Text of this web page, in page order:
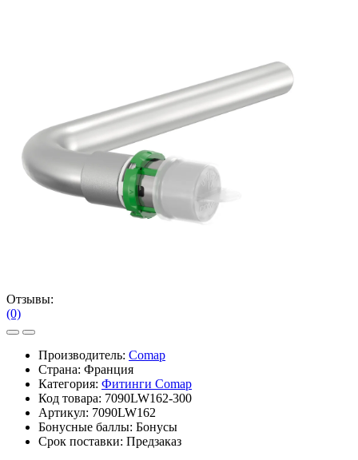
Отзывы:
(0)
Производитель: Comap
Страна: Франция
Категория: Фитинги Comap
Код товара: 7090LW162-300
Артикул: 7090LW162
Бонусные баллы: Бонусы
Срок поставки: Предзаказ